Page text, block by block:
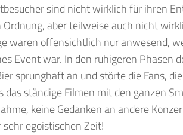
sind nicht wirklich für ihren
aber teilweise auch nicht
waren offensichtlich nur anwesend,
Event war. In den ruhigeren Phasen
sprunghaft an und störte die Fans,
das ständige Filmen mit den ganzen
keine Gedanken an andere
egoistischen Zeit!